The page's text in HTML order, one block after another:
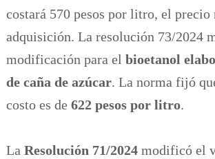
costará 570 pesos por litro, el
adquisición. La resolución 73/2024
modificación para el bioetanol
de caña de azúcar. La norma fijó
costo es de622 pesos por litro.
La Resolución 71/2024modificó el